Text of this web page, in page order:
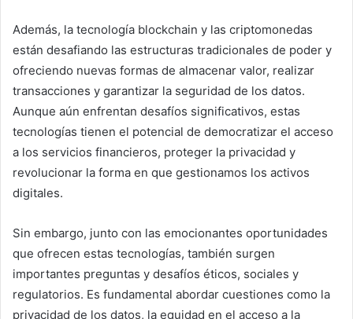
Además, la tecnología blockchain y las criptomonedas
están desafiando las estructuras tradicionales de poder y
ofreciendo nuevas formas de almacenar valor, realizar
transacciones y garantizar la seguridad de los datos.
Aunque aún enfrentan desafíos significativos, estas
tecnologías tienen el potencial de democratizar el acceso
a los servicios financieros, proteger la privacidad y
revolucionar la forma en que gestionamos los activos
digitales.
Sin embargo, junto con las emocionantes oportunidades
que ofrecen estas tecnologías, también surgen
importantes preguntas y desafíos éticos, sociales y
regulatorios. Es fundamental abordar cuestiones como la
privacidad de los datos, la equidad en el acceso a la